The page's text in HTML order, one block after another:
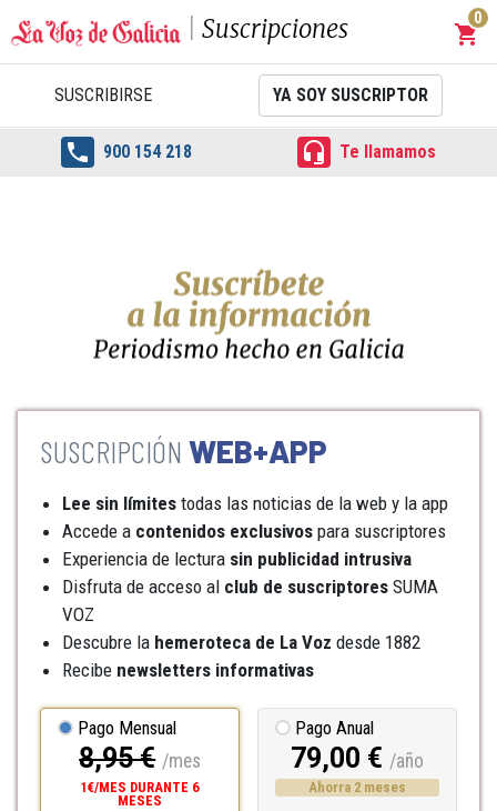
Suscripciones shopping_cart
0
SUSCRIBIRSE YA SOY SUSCRIPTOR
 900 154 218  Te llamamos
WEB+APP
Lee sin límites todas las noticias de la web y la app
Accede a contenidos exclusivos para suscriptores
Experiencia de lectura sin publicidad intrusiva
Disfruta de acceso al club de suscriptores SUMA
VOZ
Descubre la hemeroteca de La Voz desde 1882
Recibe newsletters informativas
Pago Mensual
8,95 € /mes
1€/MES DURANTE 6
MESES
Pago Anual
79,00 € /año
Ahorra 2 meses